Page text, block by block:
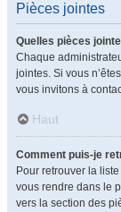
Pièces jointes
Quelles pièces
Chaque
jointes. Si vous
vous invitons à
Haut
Comment puis-je
Pour retrouver la
vous rendre dans le
vers la section des